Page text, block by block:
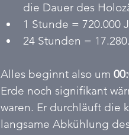
die Dauer des
1 Stunde = 720.000
24 Stunden =
Alles beginnt also um
Erde noch signifikant
waren. Er durchläuft die
langsame Abkühlung